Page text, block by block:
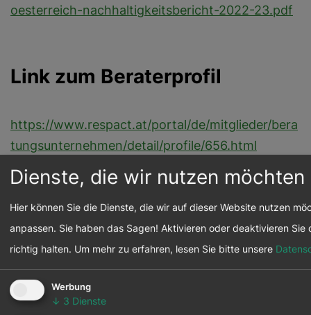
oesterreich-nachhaltigkeitsbericht-2022-23.pdf
Link zum Beraterprofil
https://www.respact.at/portal/de/mitglieder/bera
tungsunternehmen/detail/profile/656.html
Dienste, die wir nutzen möchten
Hier können Sie die Dienste, die wir auf dieser Website nutzen
anpassen. Sie haben das Sagen! Aktivieren oder deaktivieren Sie
richtig halten. Um mehr zu erfahren, lesen Sie bitte unsere
Werbung
↓ 3 Dienste